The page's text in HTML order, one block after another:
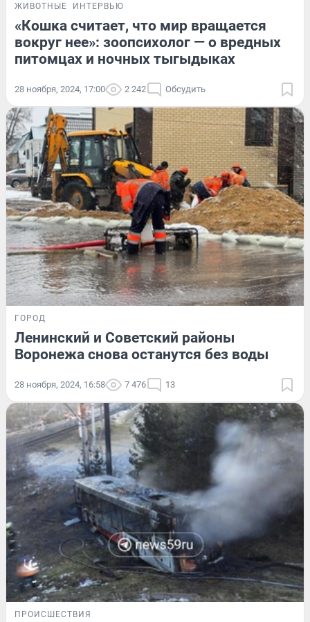
ЖИВОТНЫЕ ИНТЕРВЬЮ
«Кошка считает, что мир вращается
вокруг нее»: зоопсихолог — о вредных
питомцах и ночных тыгыдыках
28 ноября, 2024, 17:00 2 242 Обсудить
ГОРОД
Ленинский и Советский районы
Воронежа снова останутся без воды
28 ноября, 2024, 16:58 7 476 13
ПРОИСШЕСТВИЯ